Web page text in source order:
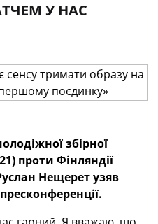
У НАС
збірної
проти Фінляндії
Нещерет узяв